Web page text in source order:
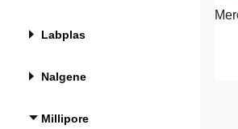
Labplas
Nalgene
Millipore